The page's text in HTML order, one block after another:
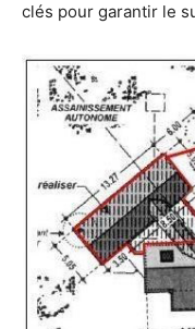
clés pour garantir le